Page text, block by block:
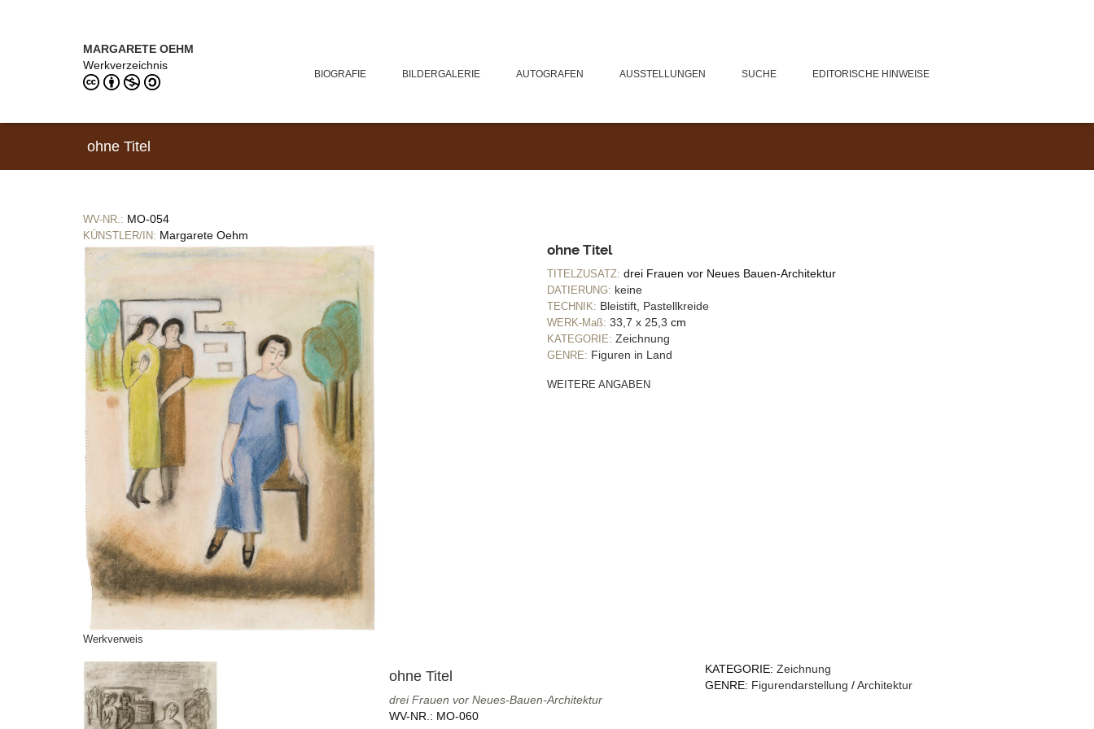
MARGARETE OEHM
Werkverzeichnis
BIOGRAFIE BILDERGALERIE AUTOGRAFEN AUSSTELLUNGEN SUCHE EDITORISCHE HINWEISE
ohne Titel
WV-NR.: MO-054
KÜNSTLER/IN: Margarete Oehm
ohne Titel
TITELZUSATZ: drei Frauen vor Neues Bauen-Architektur
DATIERUNG: keine
TECHNIK: Bleistift, Pastellkreide
WERK-Maß: 33,7 x 25,3 cm
KATEGORIE: Zeichnung
GENRE: Figuren in Land
WEITERE ANGABEN
Werkverweis
ohne Titel
drei Frauen vor Neues-Bauen-Architektur
WV-NR.: MO-060
KATEGORIE: Zeichnung
GENRE: Figurendarstellung /Architektur